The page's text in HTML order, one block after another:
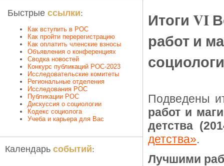
Быстрые ссылки:
Как вступить в РОС
Как пройти перерегистрацию
Как оплатить членские взносы
Объявления о конференциях
Сводка новостей
Конкурс публикаций РОС-2023
Исследовательские комитеты
Региональные отделения
Исследования РОС
Публикации РОС
Дискуссия о социологии
Кодекс социолога
Учеба и карьера для Вас
Календарь событий:
Итоги VI
работ и
Подведены
работ и
детства
детства».
Лучшими